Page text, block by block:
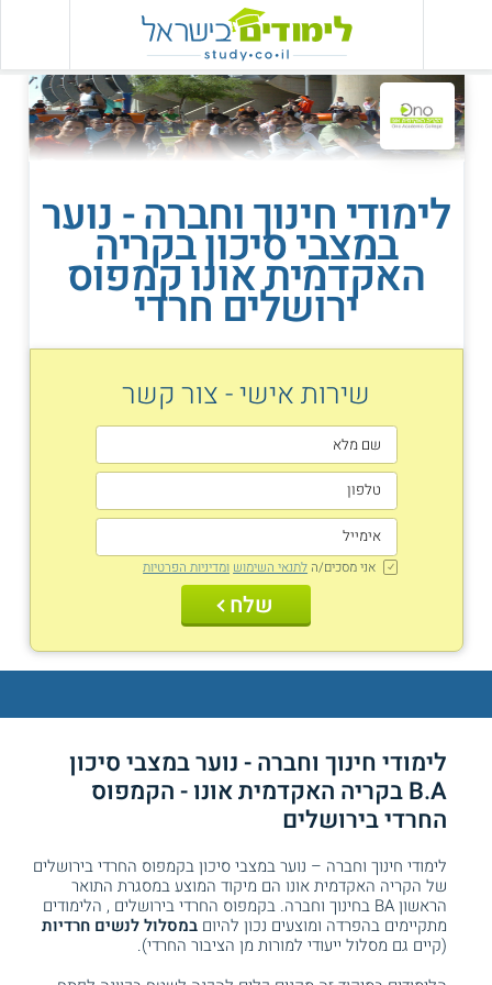
לימודי חינוך וחברה - נוער
במצבי סיכון בקריה
האקדמית אונו קמפוס
ירושלים חרדי
שירות אישי - צור קשר
אני מסכים/ה לתנאי השימוש ומדיניות הפרטיות
שלח
לימודי חינוך וחברה - נוער במצבי סיכון
B.A בקריה האקדמית אונו - הקמפוס
החרדי בירושלים
לימודי חינוך וחברה – נוער במצבי סיכון בקמפוס החרדי בירושלים
של הקריה האקדמית אונו הם מיקוד המוצע במסגרת התואר
הראשון BA בחינוך וחברה. בקמפוס החרדי בירושלים , הלימודים
מתקיימים בהפרדה ומוצעים נכון להיוםבמסלול לנשים חרדיות
(קיים גם מסלול ייעודי למורות מן הציבור החרדי).